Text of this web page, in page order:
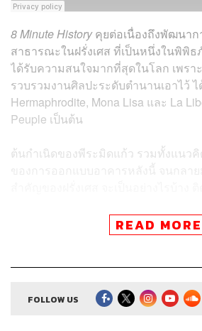
8 Minute Historyคุยต่อเนื่องถึงพัฒนา
สาธารณะในฝรั่งเศส ที่เป็นหนึ่งในพิพิ
ได้รับความสนใจมากที่สุดในโลก เพร
รวบรวมงานศิลปะระดับตำนานเอาไว้
Hermaphrodite, Mona Lisa และ La
Peuple เป็นต้น
ต้นกำเนิดของพีระมิดแก้ว รวมทั้งแนว
ติดตาม 8 Minutes
READ MORE
FOLLOW US